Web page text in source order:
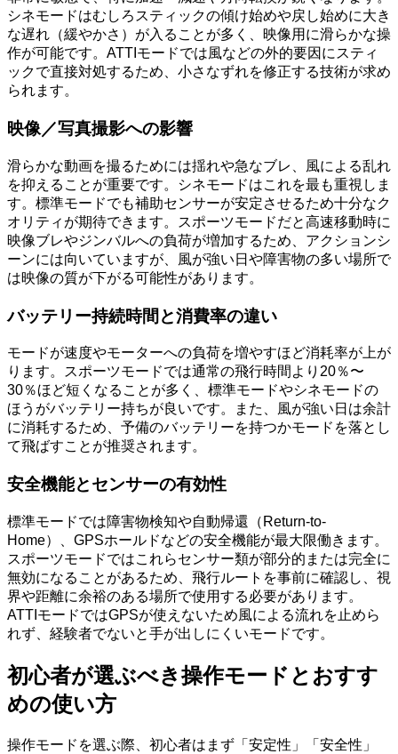
シネモードはむしろスティックの傾け始めや戻し始めに大き
な遅れ（緩やかさ）が入ることが多く、映像用に滑らかな操
作が可能です。ATTIモードでは風などの外的要因にスティ
ックで直接対処するため、小さなずれを修正する技術が求め
られます。
映像／写真撮影への影響
滑らかな動画を撮るためには揺れや急なブレ、風による乱れ
を抑えることが重要です。シネモードはこれを最も重視しま
す。標準モードでも補助センサーが安定させるため十分なク
オリティが期待できます。スポーツモードだと高速移動時に
映像ブレやジンバルへの負荷が増加するため、アクションシ
ーンには向いていますが、風が強い日や障害物の多い場所で
は映像の質が下がる可能性があります。
バッテリー持続時間と消費率の違い
モードが速度やモーターへの負荷を増やすほど消耗率が上が
ります。スポーツモードでは通常の飛行時間より20％〜
30％ほど短くなることが多く、標準モードやシネモードの
ほうがバッテリー持ちが良いです。また、風が強い日は余計
に消耗するため、予備のバッテリーを持つかモードを落とし
て飛ばすことが推奨されます。
安全機能とセンサーの有効性
標準モードでは障害物検知や自動帰還（Return-to-
Home）、GPSホールドなどの安全機能が最大限働きます。
スポーツモードではこれらセンサー類が部分的または完全に
無効になることがあるため、飛行ルートを事前に確認し、視
界や距離に余裕のある場所で使用する必要があります。
ATTIモードではGPSが使えないため風による流れを止めら
れず、経験者でないと手が出しにくいモードです。
初心者が選ぶべき操作モードとおすす
めの使い方
操作モードを選ぶ際、初心者はまず「安定性」「安全性」